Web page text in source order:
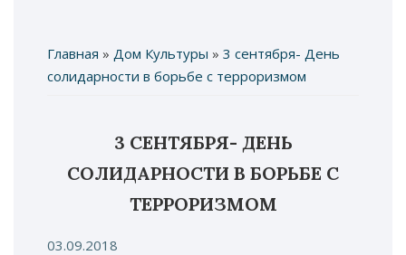
Вы здесь
Главная » Дом Культуры » 3 сентября- День
солидарности в борьбе с терроризмом
3 СЕНТЯБРЯ- ДЕНЬ
СОЛИДАРНОСТИ В БОРЬБЕ С
ТЕРРОРИЗМОМ
03.09.2018